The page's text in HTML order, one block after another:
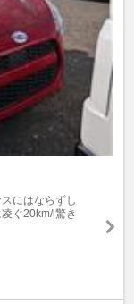
にはならずし
ぐ20km/l驚き